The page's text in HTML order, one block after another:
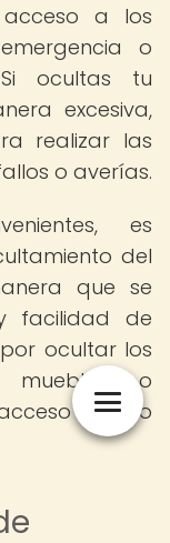
a los
o
ocultas tu
excesiva,
realizar las
o averías.
es
del
que se
facilidad de
ocultar los
muebles o
sencillo